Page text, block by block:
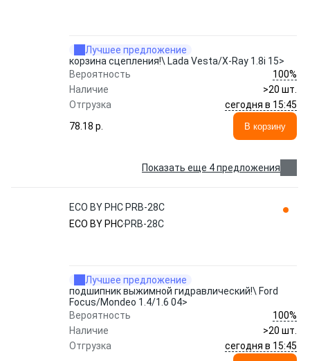
Лучшее предложение
корзина сцепления!\ Lada Vesta/X-Ray 1.8i 15>
Вероятность
100%
Наличие
>20 шт.
Отгрузка
сегодня в 15:45
78.18 p.
В корзину
Показать еще 4 предложения
ECO BY PHC PRB-28C
ECO BY PHC PRB-28C
Лучшее предложение
подшипник выжимной гидравлический!\ Ford
Focus/Mondeo 1.4/1.6 04>
Вероятность
100%
Наличие
>20 шт.
Отгрузка
сегодня в 15:45